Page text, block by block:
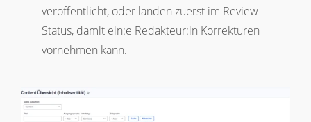
veröffentlicht, oder landen zuerst im Review-
Status, damit ein:e Redakteur:in Korrekturen
vornehmen kann.